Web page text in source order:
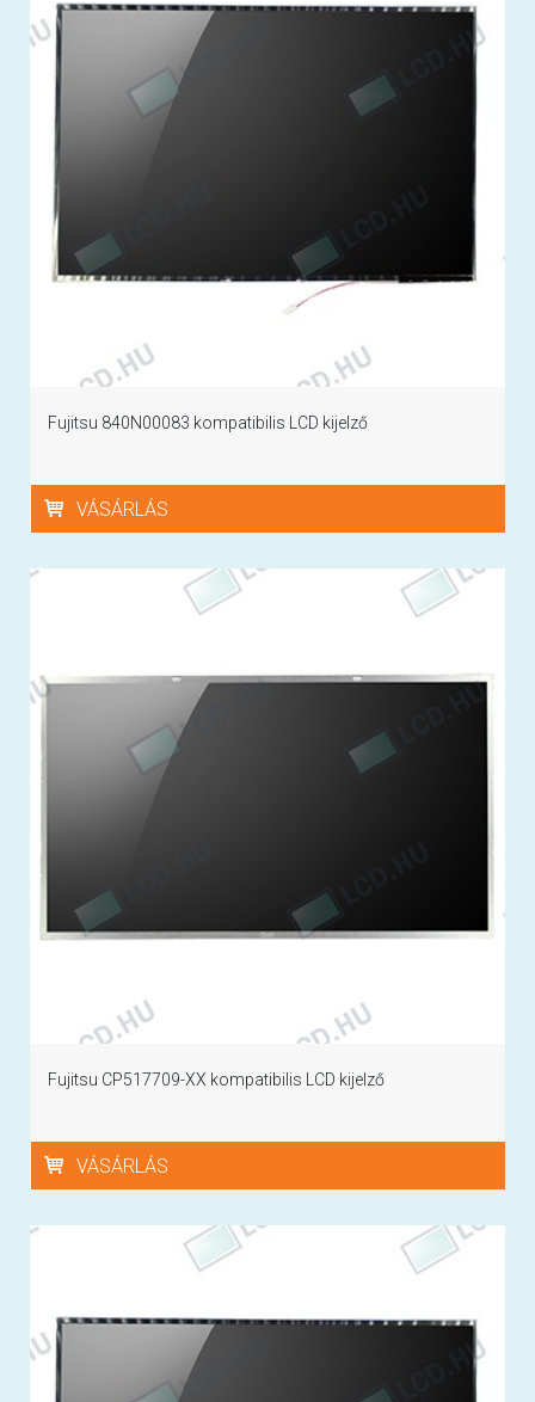
Fujitsu 840N00083 kompatibilis LCD kijelző
VÁSÁRLÁS
Fujitsu CP517709-XX kompatibilis LCD kijelző
VÁSÁRLÁS